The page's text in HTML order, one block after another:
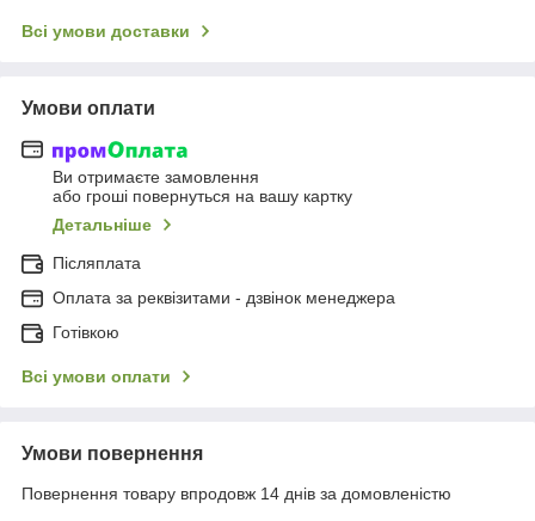
Всі умови доставки
Умови оплати
Ви отримаєте замовлення
або гроші повернуться на вашу картку
Детальніше
Післяплата
Оплата за реквізитами - дзвінок менеджера
Готівкою
Всі умови оплати
Умови повернення
Повернення товару впродовж 14 днів за домовленістю